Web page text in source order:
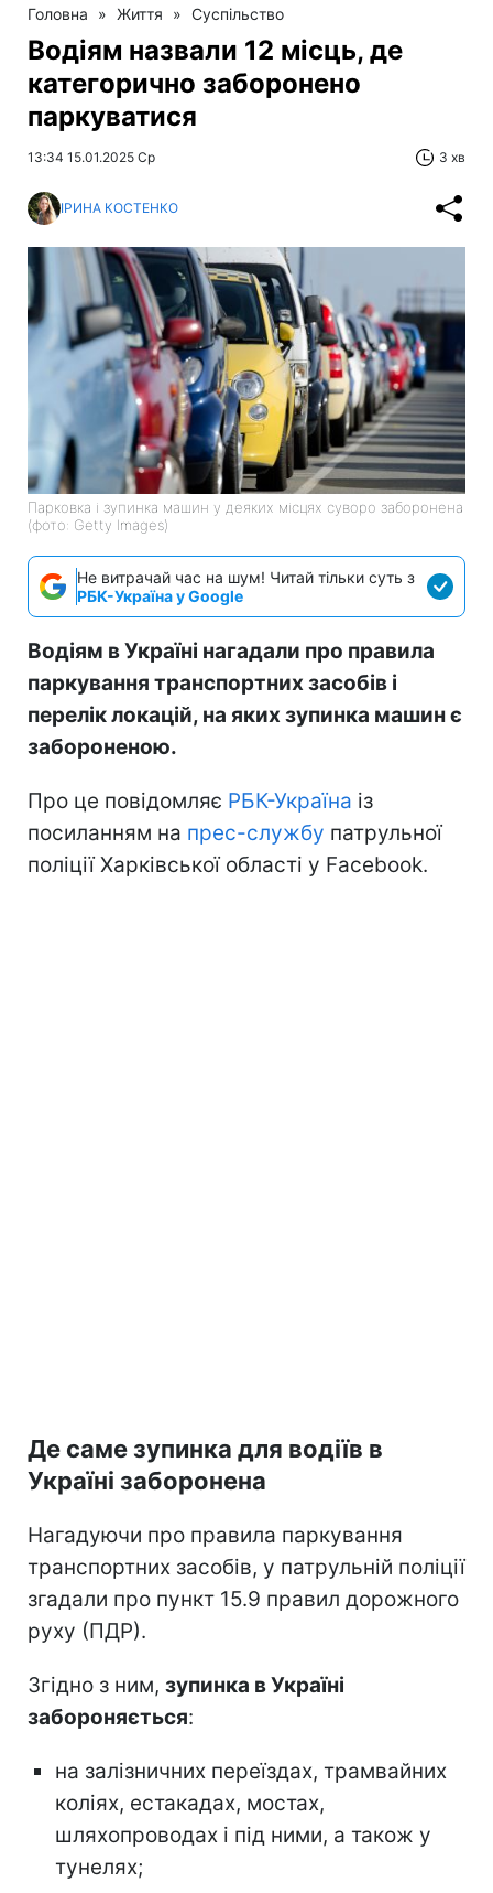
Головна » Життя » Суспільство
Водіям назвали 12 місць, де
категорично заборонено
паркуватися
13:34 15.01.2025 Ср 3 хв
ІРИНА КОСТЕНКО
Парковка і зупинка машин у деяких місцях суворо заборонена
(фото: Getty Images)
Не витрачай час на шум! Читай тільки суть з
РБК-Україна у Google
Водіям в Україні нагадали про правила
паркування транспортних засобів і
перелік локацій, на яких зупинка машин є
забороненою.
Про це повідомляє РБК-Україна із
посиланням на прес-службу патрульної
поліції Харківської області у Facebook.
Де саме зупинка для водіїв в
Україні заборонена
Нагадуючи про правила паркування
транспортних засобів, у патрульній поліції
згадали про пункт 15.9 правил дорожного
руху (ПДР).
Згідно з ним, зупинка в Україні
забороняється:
на залізничних переїздах, трамвайних
коліях, естакадах, мостах,
шляхопроводах і під ними, а також у
тунелях;